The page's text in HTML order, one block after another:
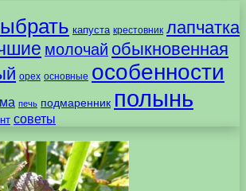
капуста крестовник лапчатка
молочай обыкновенная
орех основные особенности
печь подмаренник полынь
советы